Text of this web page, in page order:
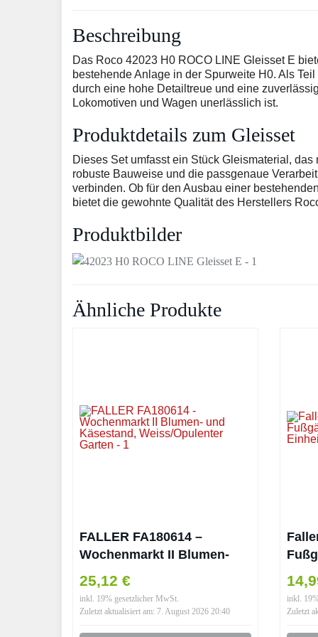
Beschreibung
Das Roco 42023 H0 ROCO LINE Gleisset E
bestehende Anlage in der Spurweite H0. Als
durch eine hohe Detailtreue und eine
Lokomotiven und Wagen unerlässlich ist.
Produktdetails zum Gleisset
Dieses Set umfasst ein Stück Gleismaterial,
robuste Bauweise und die passgenaue
verbinden. Ob für den Ausbau einer
bietet die gewohnte Qualität des Herstellers
Produktbilder
Ähnliche Produkte
FALLER FA180614 –
Wochenmarkt II Blumen-
und Käsestand,
Weiss/Opulenter Garten
25,12 €
inkl. 19% gesetzlicher MwSt.
Zuletzt aktualisiert am: 7. August 2026 20:40
inkl.
Zuletzt